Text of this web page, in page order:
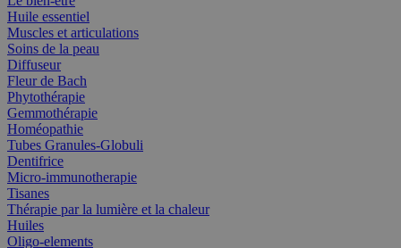
Huile essentiel
Muscles et articulations
Soins de la peau
Diffuseur
Fleur de Bach
Phytothérapie
Gemmothérapie
Homéopathie
Tubes Granules-Globuli
Dentifrice
Micro-immunotherapie
Tisanes
Thérapie par la lumière et la chaleur
Huiles
Oligo-elements